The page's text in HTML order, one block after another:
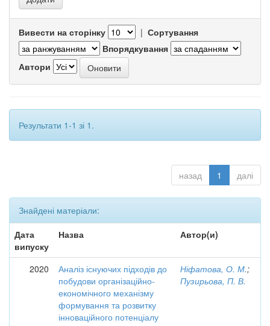
Вивести на сторінку | Сортування
Впорядкування
Автори
Результати 1-1 зі 1.
назад 1 далі
Знайдені матеріали:
Дата
випуску
Назва Автор(и)
2020
Аналіз існуючих підходів до
побудови організаційно-
економічного механізму
формування та розвитку
інноваційного потенціалу
Ніфатова, О. М.;
Пузирьова, П. В.